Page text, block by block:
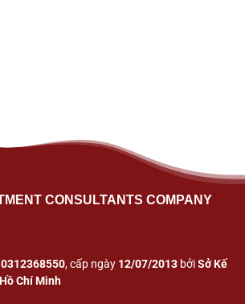
CONSULTANTS COMPANY
0312368550, cấp ngày 12/07/2013 bởiSở Kế
Chí Minh